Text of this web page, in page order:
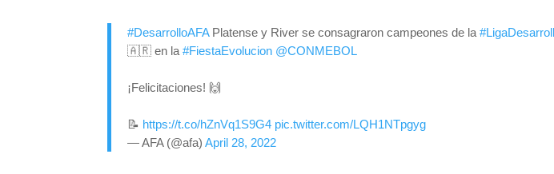
#DesarrolloAFAPlatense y River se consagraron campeones de la
🇦🇷 en la#FiestaEvolucion @CONMEBOL
¡Felicitaciones! 🙌
📝 https://t.co/hZnVq1S9G4 pic.twitter.com/LQH1NTpgyg
— AFA (@afa)April 28, 2022